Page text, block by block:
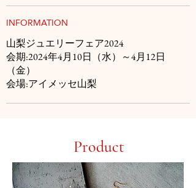
INFORMATION
山梨ジュエリーフェア2024
会期:2024年4月10日（水）～4月12日
（金）
会場:アイメッセ山梨
Product